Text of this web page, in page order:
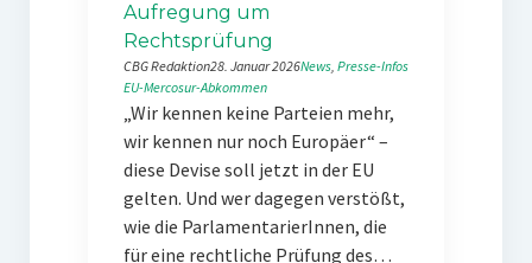
Aufregung um
Rechtsprüfung
CBG Redaktion28. Januar 2026News, Presse-Infos
EU-Mercosur-Abkommen
„Wir kennen keine Parteien mehr,
wir kennen nur noch Europäer“ –
diese Devise soll jetzt in der EU
gelten. Und wer dagegen verstößt,
wie die ParlamentarierInnen, die
für eine rechtliche Prüfung des…